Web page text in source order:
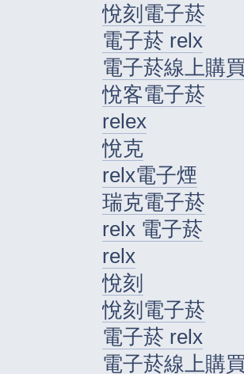
悅刻電子菸
電子菸 relx
電子菸線上購
悅客電子菸
relex
悅克
relx電子煙
瑞克電子菸
relx 電子菸
relx
悅刻
悅刻電子菸
電子菸 relx
電子菸線上購